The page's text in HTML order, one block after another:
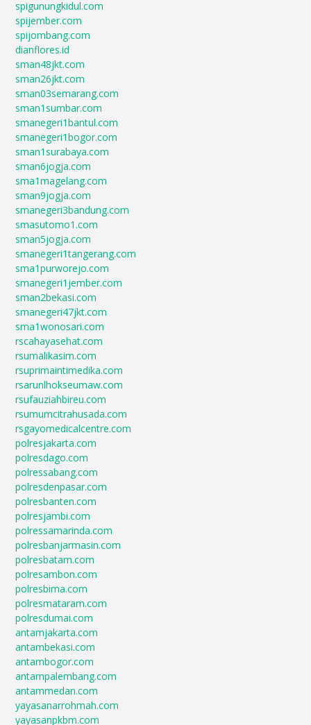
spigunungkidul.com
spijember.com
spijombang.com
dianflores.id
sman48jkt.com
sman26jkt.com
sman03semarang.com
sman1sumbar.com
smanegeri1bantul.com
smanegeri1bogor.com
sman1surabaya.com
sman6jogja.com
sma1magelang.com
sman9jogja.com
smanegeri3bandung.com
smasutomo1.com
sman5jogja.com
smanegeri1tangerang.com
sma1purworejo.com
smanegeri1jember.com
sman2bekasi.com
smanegeri47jkt.com
sma1wonosari.com
rscahayasehat.com
rsumalikasim.com
rsuprimaintimedika.com
rsarunlhokseumaw.com
rsufauziahbireu.com
rsumumcitrahusada.com
rsgayomedicalcentre.com
polresjakarta.com
polresdago.com
polressabang.com
polresdenpasar.com
polresbanten.com
polresjambi.com
polressamarinda.com
polresbanjarmasin.com
polresbatam.com
polresambon.com
polresbima.com
polresmataram.com
polresdumai.com
antamjakarta.com
antambekasi.com
antambogor.com
antampalembang.com
antammedan.com
yayasanarrohmah.com
yayasanpkbm.com